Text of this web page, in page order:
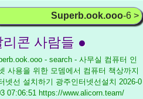
Superb.ook.ooo-6 >
리콘 사람들 ●
- search - 사무실 컴퓨터 인
사용을 위한 모뎀에서 컴퓨터 책상까지
넷선 설치하기 광주인터넷선설치 2026-0
07:06:51 https://www.alicorn.team/